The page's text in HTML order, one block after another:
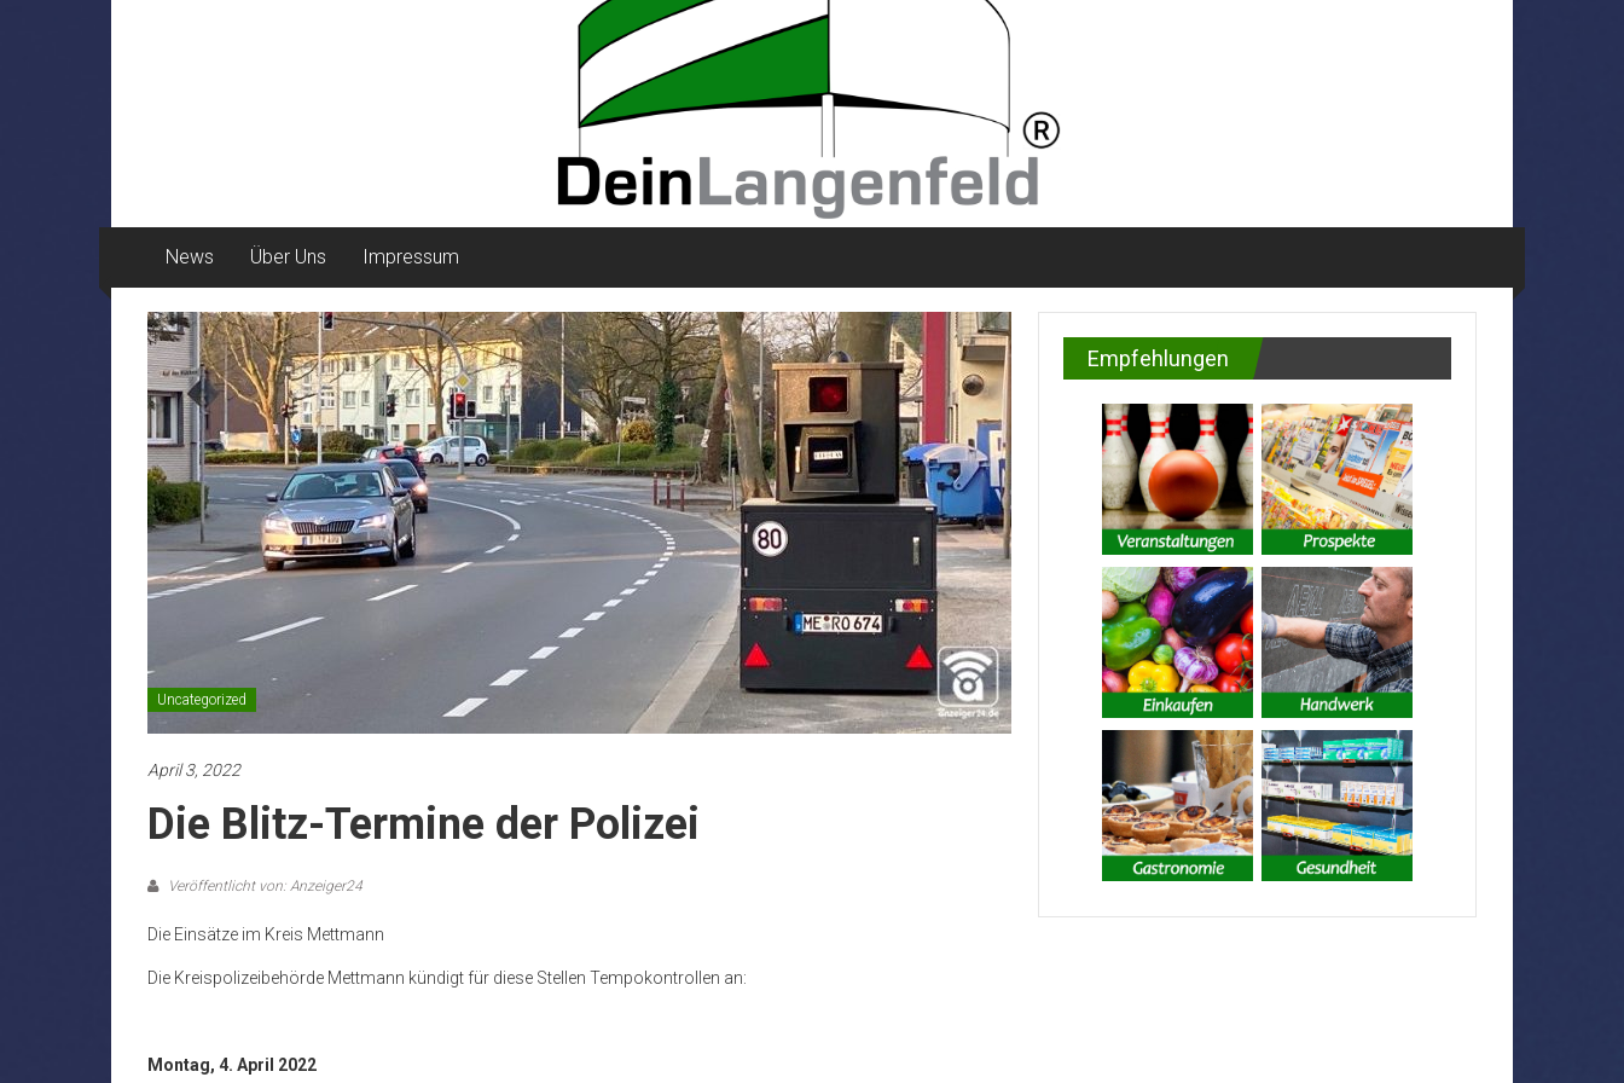
News Über Uns Impressum
Uncategorized
April 3, 2022
Die Blitz-Termine der Polizei
Veröffentlicht von: Anzeiger24
Die Einsätze im Kreis Mettmann
Die Kreispolizeibehörde Mettmann kündigt für diese Stellen Tempokontrollen an:
Montag, 4. April 2022
Empfehlungen